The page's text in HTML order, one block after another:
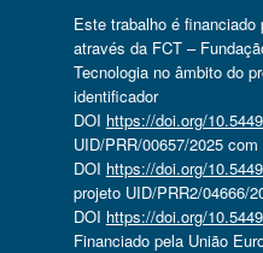
Este trabalho é financiado
através da FCT –
Tecnologia no âmbito do
identificador
DOI https://doi.org/
UID/PRR/00657/2025
DOI https://doi.org/
projeto UID/PRR2/04666/
DOI https://doi.org/
Financiado pela União